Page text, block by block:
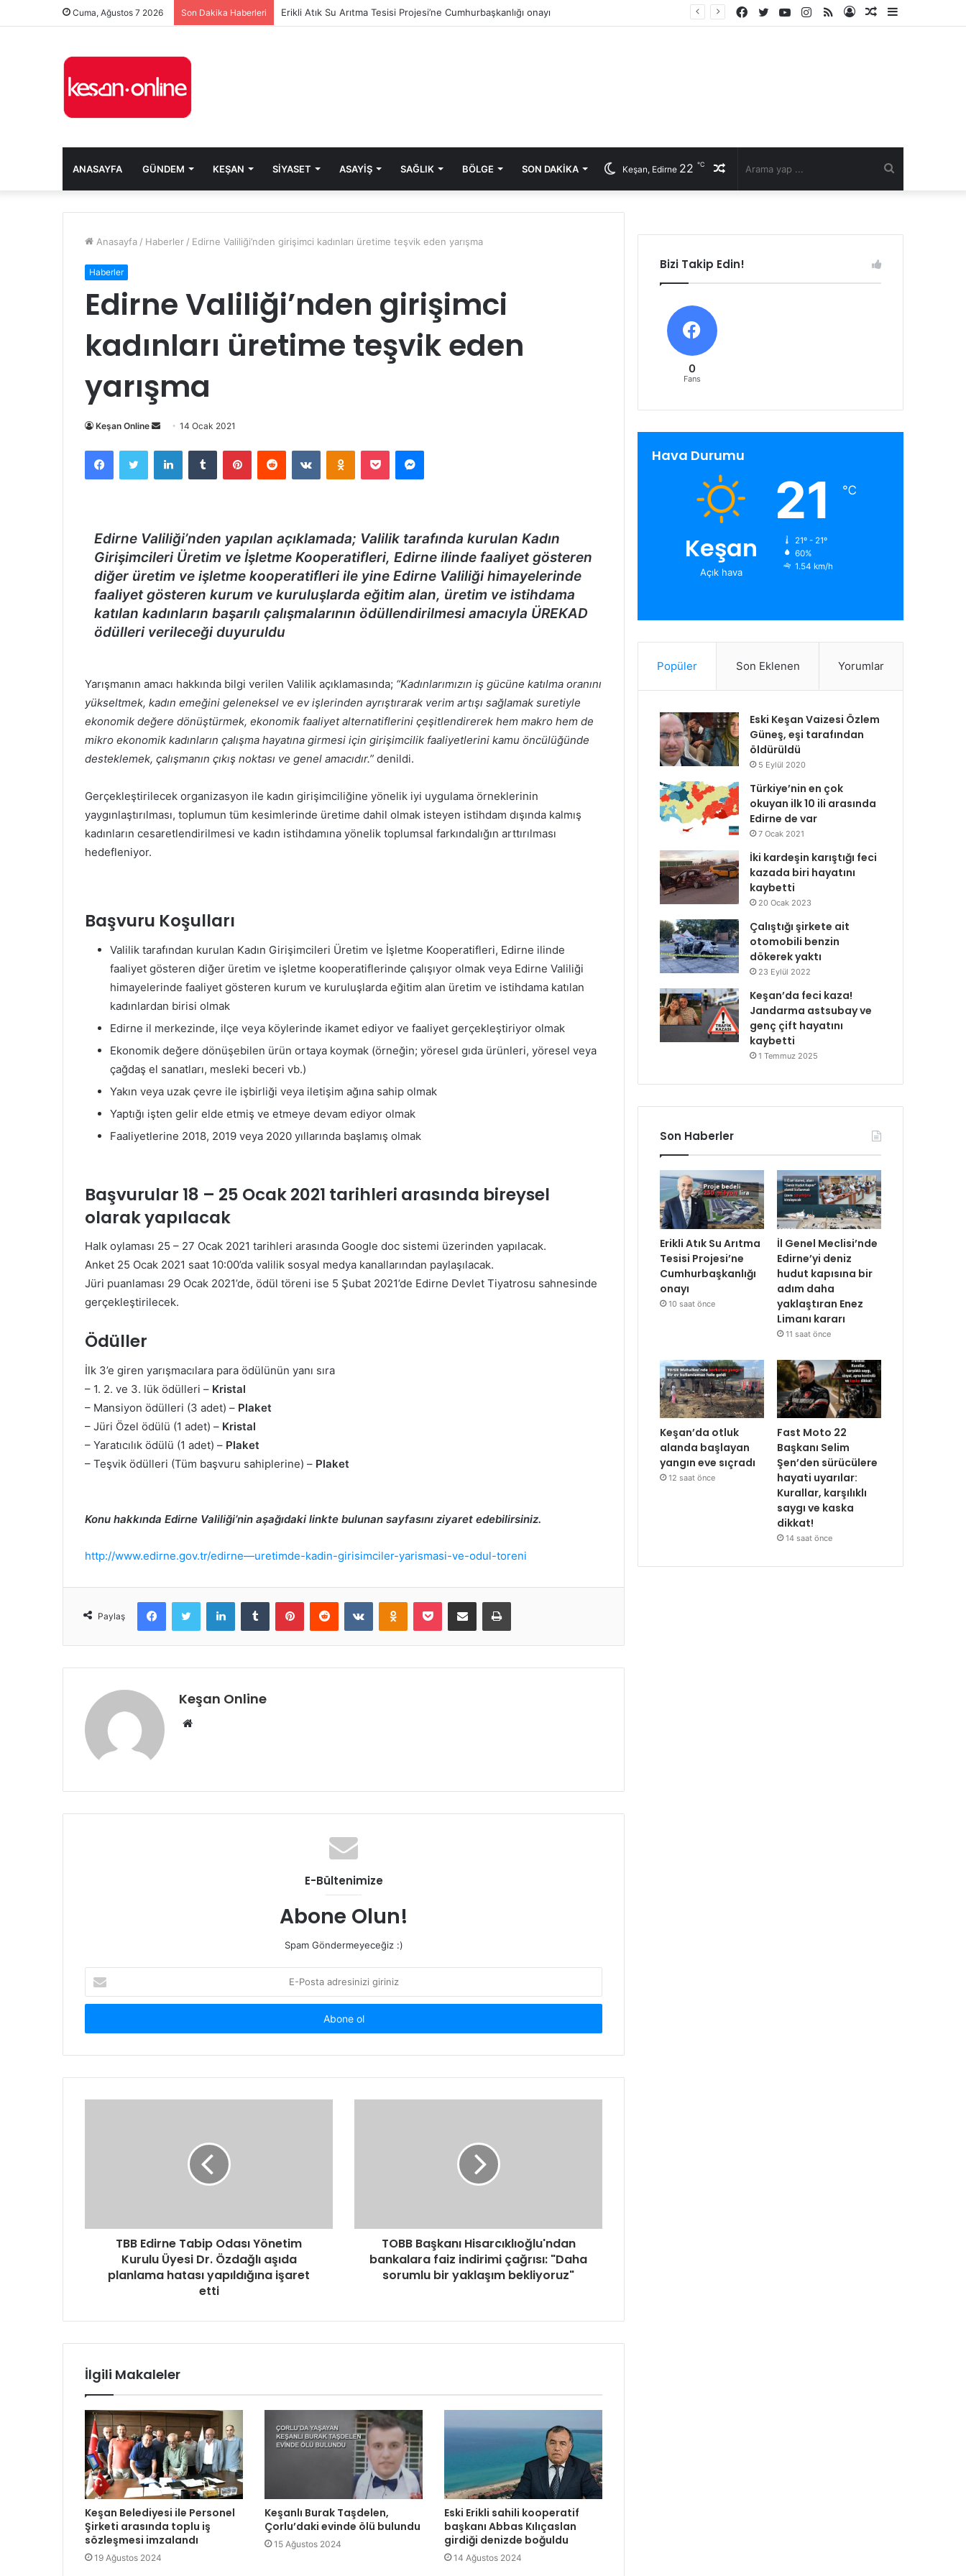
Cuma, Ağustos 7 2026 Son Dakika Haberleri Erikli Atık Su Arıtma Tesisi Projesi’ne Cumhurbaşkanlığı onayı
Kenar
Rastgele
Kayıt
RSS
Instagram
YouTube
Twitter
Facebook
ANASAYFA GÜNDEM KEŞAN SIYASET ASAYIŞ SAĞLIK BÖLGE SON DAKIKA Rastgele
Keşan, Edirne 22 ℃
Anasayfa / Haberler / Edirne Valiliği’nden girişimci kadınları üretime teşvik eden yarışma
Haberler
Edirne Valiliği’nden girişimci
kadınları üretime teşvik eden
yarışma
Keşan Online
Bir
posta
göndermek
14 Ocak 2021
FacebookTwitter LinkedInTumblr PinterestReddit VKontakteOdnoklassniki
Pocket Messenger
Edirne Valiliği’nden yapılan açıklamada; Valilik tarafında kurulan Kadın
Girişimcileri Üretim ve İşletme Kooperatifleri, Edirne ilinde faaliyet gösteren
diğer üretim ve işletme kooperatifleri ile yine Edirne Valiliği himayelerinde
faaliyet gösteren kurum ve kuruluşlarda eğitim alan, üretim ve istihdama
katılan kadınların başarılı çalışmalarının ödüllendirilmesi amacıyla ÜREKAD
ödülleri verileceği duyuruldu
Yarışmanın amacı hakkında bilgi verilen Valilik açıklamasında; “Kadınlarımızın iş gücüne katılma oranını
yükseltmek, kadın emeğini geleneksel ve ev işlerinden ayrıştırarak verim artışı sağlamak suretiyle
ekonomik değere dönüştürmek, ekonomik faaliyet alternatiflerini çeşitlendirerek hem makro hem de
mikro ekonomik kadınların çalışma hayatına girmesi için girişimcilik faaliyetlerini kamu öncülüğünde
desteklemek, çalışmanın çıkış noktası ve genel amacıdır.” denildi.
Gerçekleştirilecek organizasyon ile kadın girişimciliğine yönelik iyi uygulama örneklerinin
yaygınlaştırılması, toplumun tüm kesimlerinde üretime dahil olmak isteyen istihdam dışında kalmış
kadınların cesaretlendirilmesi ve kadın istihdamına yönelik toplumsal farkındalığın arttırılması
hedefleniyor.
Başvuru Koşulları
Valilik tarafından kurulan Kadın Girişimcileri Üretim ve İşletme Kooperatifleri, Edirne ilinde
faaliyet gösteren diğer üretim ve işletme kooperatiflerinde çalışıyor olmak veya Edirne Valiliği
himayelerinde faaliyet gösteren kurum ve kuruluşlarda eğitim alan üretim ve istihdama katılan
kadınlardan birisi olmak
Edirne il merkezinde, ilçe veya köylerinde ikamet ediyor ve faaliyet gerçekleştiriyor olmak
Ekonomik değere dönüşebilen ürün ortaya koymak (örneğin; yöresel gıda ürünleri, yöresel veya
çağdaş el sanatları, mesleki beceri vb.)
Yakın veya uzak çevre ile işbirliği veya iletişim ağına sahip olmak
Yaptığı işten gelir elde etmiş ve etmeye devam ediyor olmak
Faaliyetlerine 2018, 2019 veya 2020 yıllarında başlamış olmak
Başvurular 18 – 25 Ocak 2021 tarihleri arasında bireysel
olarak yapılacak
Halk oylaması 25 – 27 Ocak 2021 tarihleri arasında Google doc sistemi üzerinden yapılacak.
Anket 25 Ocak 2021 saat 10:00’da valilik sosyal medya kanallarından paylaşılacak.
Jüri puanlaması 29 Ocak 2021’de, ödül töreni ise 5 Şubat 2021’de Edirne Devlet Tiyatrosu sahnesinde
gerçekleştirilecek.
Ödüller
İlk 3’e giren yarışmacılara para ödülünün yanı sıra
– 1. 2. ve 3. lük ödülleri – Kristal
– Mansiyon ödülleri (3 adet) – Plaket
– Jüri Özel ödülü (1 adet) – Kristal
– Yaratıcılık ödülü (1 adet) – Plaket
– Teşvik ödülleri (Tüm başvuru sahiplerine) – Plaket
Konu hakkında Edirne Valiliği’nin aşağıdaki linkte bulunan sayfasını ziyaret edebilirsiniz.
http://www.edirne.gov.tr/edirne—uretimde-kadin-girisimciler-yarismasi-ve-odul-toreni
Paylaş
FacebookTwitter LinkedInTumblr PinterestReddit VKontakteOdnoklassniki
Pocket E-Posta ile paylaş Yazdır
Keşan Online
Web
E-Bültenimize
Abone Olun!
Spam Göndermeyeceğiz :)
Posta
adresinizi
TBB Edirne Tabip Odası Yönetim
Kurulu Üyesi Dr. Özdağlı aşıda
planlama hatası yapıldığına işaret
etti
TOBB Başkanı Hisarcıklıoğlu'ndan
bankalara faiz indirimi çağrısı: "Daha
sorumlu bir yaklaşım bekliyoruz"
İlgili Makaleler
Keşan Belediyesi ile Personel
Şirketi arasında toplu iş
sözleşmesi imzalandı
19 Ağustos 2024
Keşanlı Burak Taşdelen,
Çorlu’daki evinde ölü bulundu
15 Ağustos 2024
Eski Erikli sahili kooperatif
başkanı Abbas Kılıçaslan
girdiği denizde boğuldu
14 Ağustos 2024
Bizi Takip Edin!
0
Fans
Hava Durumu
Keşan
Açık hava
21 ℃
21º - 21º
60%
1.54 km/h
Popüler Son Eklenen Yorumlar
Eski Keşan Vaizesi Özlem
Güneş, eşi tarafından
öldürüldü
5 Eylül 2020
Türkiye’nin en çok
okuyan ilk 10 ili arasında
Edirne de var
7 Ocak 2021
İki kardeşin karıştığı feci
kazada biri hayatını
kaybetti
20 Ocak 2023
Çalıştığı şirkete ait
otomobili benzin
dökerek yaktı
23 Eylül 2022
Keşan’da feci kaza!
Jandarma astsubay ve
genç çift hayatını
kaybetti
1 Temmuz 2025
Son Haberler
Erikli Atık Su Arıtma
Tesisi Projesi’ne
Cumhurbaşkanlığı
onayı
10 saat önce
İl Genel Meclisi’nde
Edirne’yi deniz
hudut kapısına bir
adım daha
yaklaştıran Enez
Limanı kararı
11 saat önce
Keşan’da otluk
alanda başlayan
yangın eve sıçradı
12 saat önce
Fast Moto 22
Başkanı Selim
Şen’den sürücülere
hayati uyarılar:
Kurallar, karşılıklı
saygı ve kaska
dikkat!
14 saat önce